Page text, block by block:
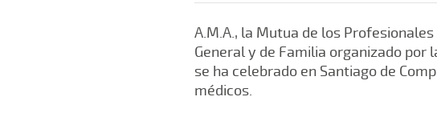
A.M.A., la Mutua de los
General y de Familia organizado por
se ha celebrado en Santiago de
médicos.